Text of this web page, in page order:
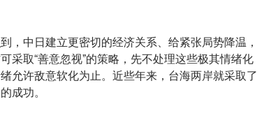
，中日建立更密切的经济关系、给紧张局势降温，
采取“善意忽视”的策略，先不处理这些极其情绪化
允许敌意软化为止。近些年来，台海两岸就采取了
成功。